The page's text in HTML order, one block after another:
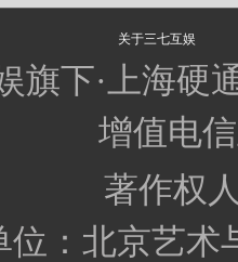
关于三七互娱
旗下·上海硬
增值电
著作权
位：北京艺术